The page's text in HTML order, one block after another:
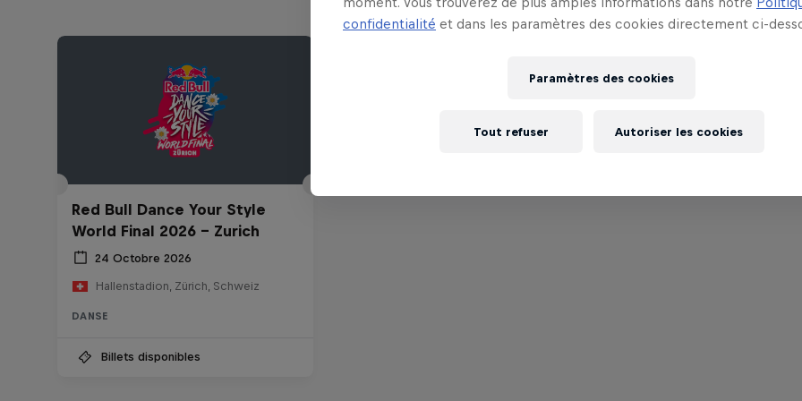
Red Bull Dance Your Style
World Final 2026 - Zurich
24 Octobre 2026
Hallenstadion, Zürich, Schweiz
DANSE
Billets disponibles
confidentialité et dans les paramètres des cookies directement ci-
Paramètres des cookies
Tout refuser Autoriser les cookies